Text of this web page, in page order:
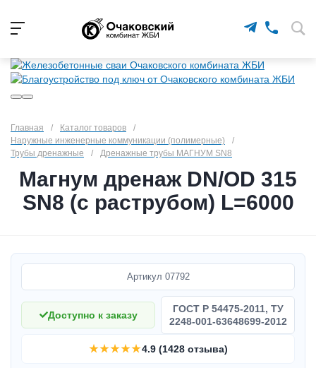
Главная / Каталог товаров
/
Наружные инженерные коммуникации (полимерные)
/
Трубы дренажные
/ Дренажные трубы МАГНУМ SN8
Магнум дренаж DN/OD 315
SN8 (с раструбом) L=6000
Артикул 07792
Доступно к заказу
ГОСТ Р 54475-2011, ТУ
2248-001-63648699-2012
★★★★★4.9 (1428 отзыва)